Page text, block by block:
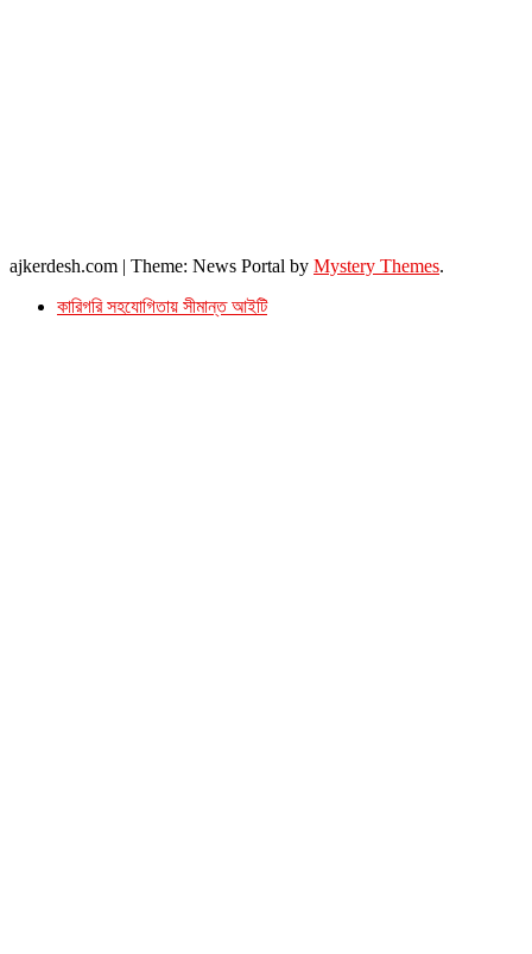
ajkerdesh.com | Theme: News Portal by Mystery Themes.
কারিগরি সহযোগিতায় সীমান্ত আইটি